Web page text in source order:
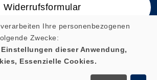
Widerrufsformular
Ihre personenbezogenen
Zwecke:
dieser Anwendung,
Essenzielle Cookies.